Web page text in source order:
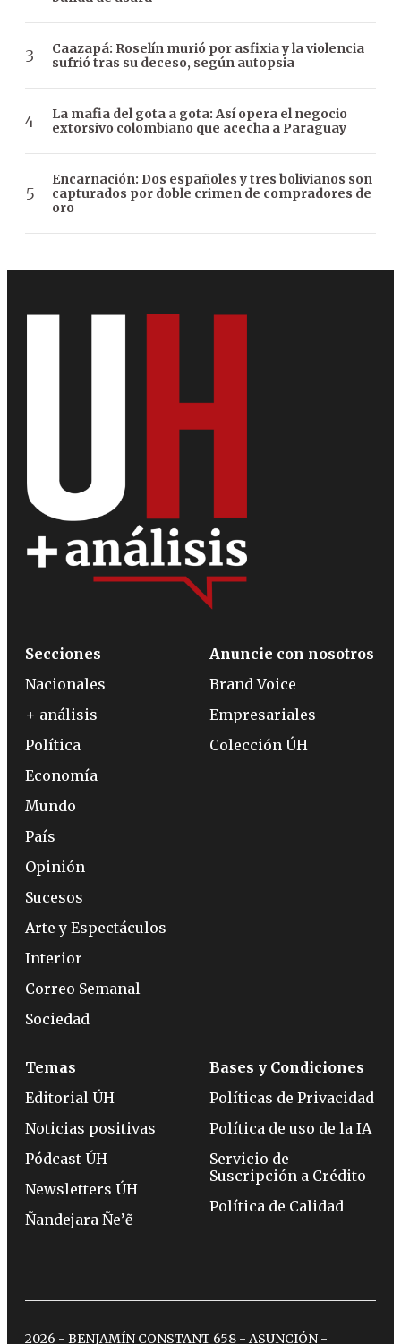
Caazapá: Roselín murió por asfixia y la violencia
sufrió tras su deceso, según autopsia
La mafia del gota a gota: Así opera el negocio
extorsivo colombiano que acecha a Paraguay
Encarnación: Dos españoles y tres bolivianos son
capturados por doble crimen de compradores de
oro
Secciones
Nacionales
+ análisis
Política
Economía
Mundo
País
Opinión
Sucesos
Arte y Espectáculos
Interior
Correo Semanal
Sociedad
Anuncie con nosotros
Brand Voice
Empresariales
Colección ÚH
Temas
Editorial ÚH
Noticias positivas
Pódcast ÚH
Newsletters ÚH
Ñandejara Ñe’ẽ
Bases y Condiciones
Políticas de Privacidad
Política de uso de la IA
Servicio de
Suscripción a Crédito
Política de Calidad
2026 - BENJAMÍN CONSTANT 658 - ASUNCIÓN -